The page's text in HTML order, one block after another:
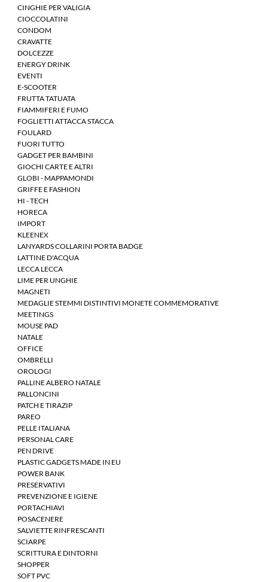
CINGHIE PER VALIGIA
CIOCCOLATINI
CONDOM
CRAVATTE
DOLCEZZE
ENERGY DRINK
EVENTI
E-SCOOTER
FRUTTA TATUATA
FIAMMIFERI E FUMO
FOGLIETTI ATTACCA STACCA
FOULARD
FUORI TUTTO
GADGET PER BAMBINI
GIOCHI CARTE E ALTRI
GLOBI - MAPPAMONDI
GRIFFE E FASHION
HI - TECH
HORECA
IMPORT
KLEENEX
LANYARDS COLLARINI PORTA BADGE
LATTINE D'ACQUA
LECCA LECCA
LIME PER UNGHIE
MAGNETI
MEDAGLIE STEMMI DISTINTIVI MONETE COMMEMORATIVE
MEETINGS
MOUSE PAD
NATALE
OFFICE
OMBRELLI
OROLOGI
PALLINE ALBERO NATALE
PALLONCINI
PATCH E TIRAZIP
PAREO
PELLE ITALIANA
PERSONAL CARE
PEN DRIVE
PLASTIC GADGETS MADE IN EU
POWER BANK
PRESERVATIVI
PREVENZIONE E IGIENE
PORTACHIAVI
POSACENERE
SALVIETTE RINFRESCANTI
SCIARPE
SCRITTURA E DINTORNI
SHOPPER
SOFT PVC